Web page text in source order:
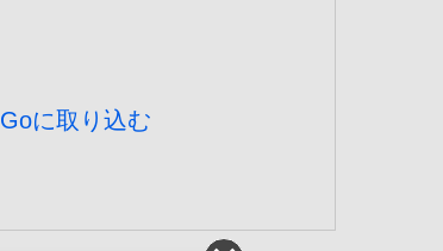
に取り込む